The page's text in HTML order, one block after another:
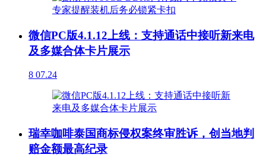
微信PC版4.1.12上线：支持通话中接听新来电
及多媒合体卡片展示
8 07.24
瑞幸咖啡泰国商标侵权案终审胜诉，创当地判
赔金额最高纪录